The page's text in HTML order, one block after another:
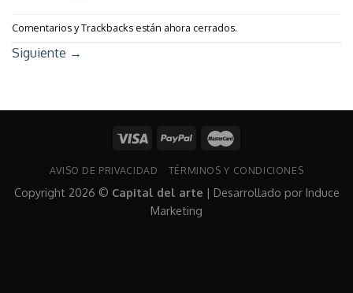
Comentarios y Trackbacks están ahora cerrados.
Siguiente →
AVISO DE PRIVACIDAD TÉRMINOS Y CONDICIONES
Copyright 2026 © Capital del arte | Desarrollado por Induce
Marketing